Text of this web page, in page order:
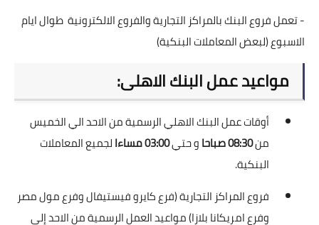
- تعمل فروع البنك بالمراكز التجارية والفروع الالكترونية طوال ايام
الاسبوع (لبعض المعاملات البنكية)
مواعيد عمل البنك الاهلى:
أوقات عمل البنك الاهلي الرسمية من الاحد الي الخميس
من08:30 صباحا و حتي03:00 مساءا
لجميع المعاملات
البنكية.
فروع المراكز التجارية (فرع كايرو فيستيفال وفرع مول مصر
وفرع امريكانا بلازا) مواعيد العمل الرسمية من الاحد إلى